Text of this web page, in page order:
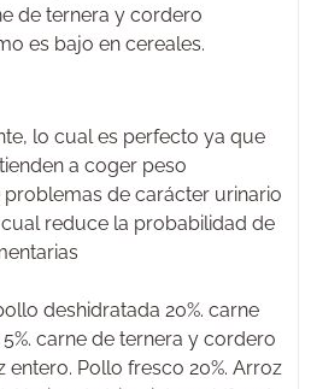
de ternera y cordero
es bajo en cereales.
lo cual es perfecto ya que
a coger peso
de carácter urinario
reduce la probabilidad de
deshidratada 20%. carne
carne de ternera y cordero
entero. Pollo fresco 20%. Arroz